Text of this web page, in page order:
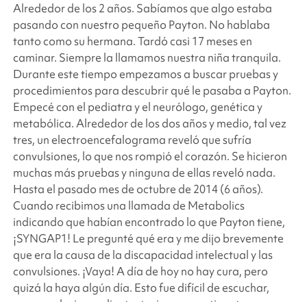
Alrededor de los 2 años. Sabíamos que algo estaba
pasando con nuestro pequeño Payton. No hablaba
tanto como su hermana. Tardó casi 17 meses en
caminar. Siempre la llamamos nuestra niña tranquila.
Durante este tiempo empezamos a buscar pruebas y
procedimientos para descubrir qué le pasaba a Payton.
Empecé con el pediatra y el neurólogo, genética y
metabólica. Alrededor de los dos años y medio, tal vez
tres, un electroencefalograma reveló que sufría
convulsiones, lo que nos rompió el corazón. Se hicieron
muchas más pruebas y ninguna de ellas reveló nada.
Hasta el pasado mes de octubre de 2014 (6 años).
Cuando recibimos una llamada de Metabolics
indicando que habían encontrado lo que Payton tiene,
¡SYNGAP1! Le pregunté qué era y me dijo brevemente
que era la causa de la discapacidad intelectual y las
convulsiones. ¡Vaya! A día de hoy no hay cura, pero
quizá la haya algún día. Esto fue difícil de escuchar,